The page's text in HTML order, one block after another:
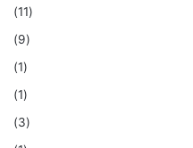
(11)
(9)
(1)
(1)
(3)